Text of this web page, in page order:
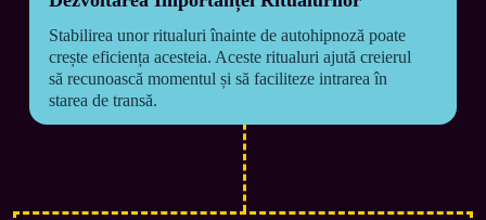
Stabilirea unor ritualuri înainte de autohipnoză poate
crește eficiența acesteia. Aceste ritualuri ajută creierul
să recunoască momentul și să faciliteze intrarea în
starea de transă.